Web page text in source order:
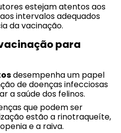
estejam atentos aos
intervalos adequados
da vacinação.
para
desempenha um papel
de doenças infecciosas
a saúde dos felinos.
que podem ser
estão a rinotraqueíte,
e a raiva.